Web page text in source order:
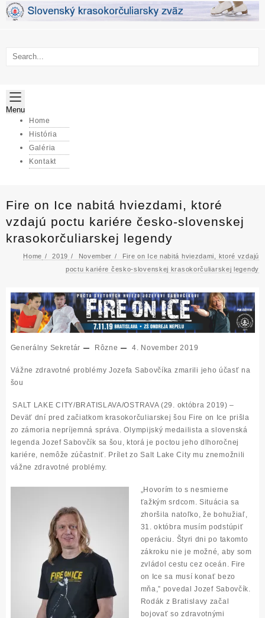
Skip
Menu
Home
História
Galéria
Kontakt
Fire on Ice nabitá hviezdami, ktoré
vzdajú poctu kariére česko-slovenskej
krasokorčuliarskej legendy
Home 2019 November
Fire on Ice nabitá hviezdami, ktoré vzdajú
poctu kariére česko-slovenskej krasokorčuliarskej legendy
Generálny Sekretár Rôzne 4. November 2019
Vážne zdravotné problémy Jozefa Sabovčíka zmarili jeho účasť na
šou
SALT LAKE CITY/BRATISLAVA/OSTRAVA (29. októbra 2019) –
Deväť dní pred začiatkom krasokorčuliarskej šou Fire on Ice prišla
zo zámoria nepríjemná správa. Olympijský medailista a slovenská
legenda Jozef Sabovčík sa šou, ktorá je poctou jeho dlhoročnej
kariére, nemôže zúčastniť. Prílet zo Salt Lake City mu znemožnili
vážne zdravotné problémy.
„Hovorím to s nesmierne
ťažkým srdcom. Situácia sa
zhoršila natoľko, že bohužiaľ,
31. októbra musím podstúpiť
operáciu. Štyri dni po takomto
zákroku nie je možné, aby som
zvládol cestu cez oceán. Fire
on Ice sa musí konať bezo
mňa,” povedal Jozef Sabovčík.
Rodák z Bratislavy začal
bojovať so zdravotnými